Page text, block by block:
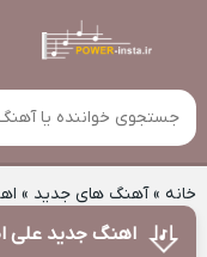
خانه»آهنگ های جدید »
اهنگ جدید علی